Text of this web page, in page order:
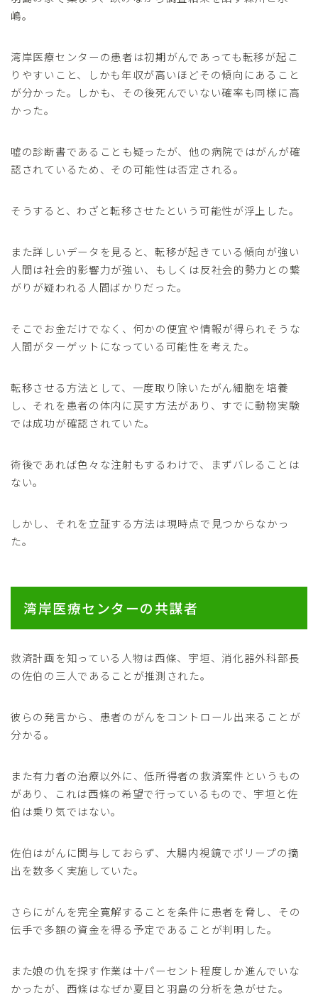
嶋。
湾岸医療センターの患者は初期がんであっても転移が起こ
りやすいこと、しかも年収が高いほどその傾向にあること
が分かった。しかも、その後死んでいない確率も同様に高
かった。
嘘の診断書であることも疑ったが、他の病院ではがんが確
認されているため、その可能性は否定される。
そうすると、わざと転移させたという可能性が浮上した。
また詳しいデータを見ると、転移が起きている傾向が強い
人間は社会的影響力が強い、もしくは反社会的勢力との繋
がりが疑われる人間ばかりだった。
そこでお金だけでなく、何かの便宜や情報が得られそうな
人間がターゲットになっている可能性を考えた。
転移させる方法として、一度取り除いたがん細胞を培養
し、それを患者の体内に戻す方法があり、すでに動物実験
では成功が確認されていた。
術後であれば色々な注射もするわけで、まずバレることは
ない。
しかし、それを立証する方法は現時点で見つからなかっ
た。
湾岸医療センターの共謀者
救済計画を知っている人物は西條、宇垣、消化器外科部長
の佐伯の三人であることが推測された。
彼らの発言から、患者のがんをコントロール出来ることが
分かる。
また有力者の治療以外に、低所得者の救済案件というもの
があり、これは西條の希望で行っているもので、宇垣と佐
伯は乗り気ではない。
佐伯はがんに関与しておらず、大腸内視鏡でポリープの摘
出を数多く実施していた。
さらにがんを完全寛解することを条件に患者を脅し、その
伝手で多額の資金を得る予定であることが判明した。
また娘の仇を探す作業は十パーセント程度しか進んでいな
かったが、西條はなぜか夏目と羽島の分析を急がせた。